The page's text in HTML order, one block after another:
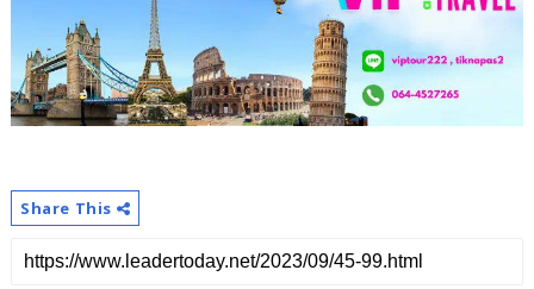
Share This